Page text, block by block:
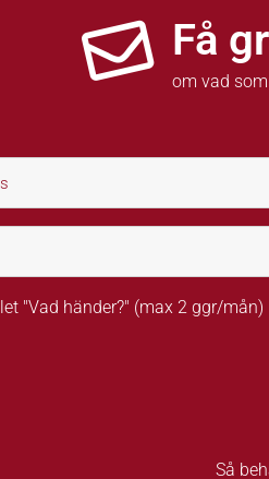
Få
om vad
"Vad händer?" (max 2 ggr/mån)
Så